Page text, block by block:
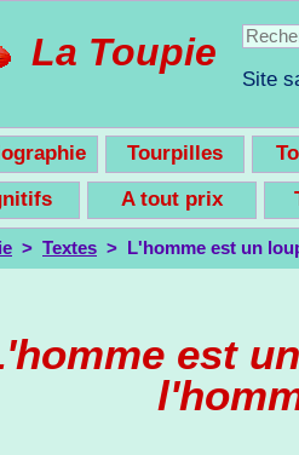
La Toupie
Site
Tourpilles
A tout prix
> Textes > L'homme est un
est